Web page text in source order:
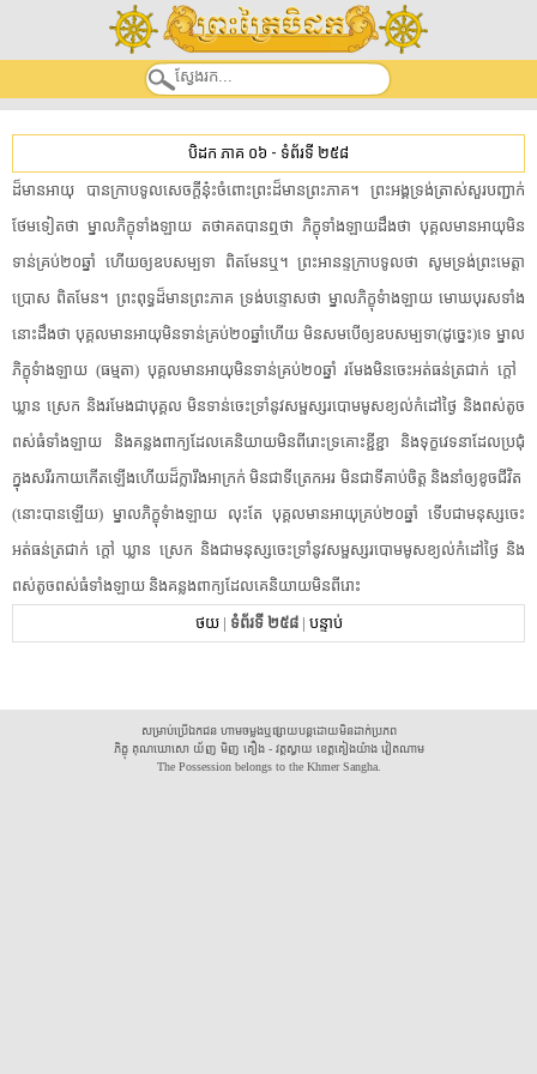
បិដក ភាគ ០៦ - ទំព័រទី ២៥៨
ដ៏​មាន​អាយុ​ ​បាន​ក្រាបទូល​សេចក្តី​នុ៎ះ​ចំពោះ​ព្រះ​ដ៏​មាន​ព្រះ​ភាគ​។​ ​ព្រះអង្គ​ទ្រង់​ត្រាស់​សួរ​បញ្ជាក់​
ថែមទៀត​ថា​ ​ម្នាល​ភិក្ខុ​ទាំងឡាយ​ ​តថាគត​បានឮ​ថា​ ​ភិក្ខុ​ទាំងឡាយ​ដឹង​ថា​ ​បុគ្គល​មាន​អាយុ​មិន
ទាន់​គ្រប់២០ឆ្នាំ​ ​ហើយ​ឲ្យ​ឧបសម្បទា​ ​ពិតមែន​ឬ​។​ ​ព្រះ​អានន្ទ​ក្រាបទូល​ថា​ ​សូម​ទ្រង់ព្រះ​មេត្តា
ប្រោស​ ​ពិតមែន​។​ ​ព្រះពុទ្ធ​ដ៏​មាន​ព្រះ​ភាគ​ ​ទ្រង់​បន្ទោស​ថា​ ​ម្នាល​ភិ​ក្ខុ​ទំាង​ឡាយ​ ​មោឃបុរស​ទាំង
នោះ​ដឹង​ថា​ ​បុគ្គល​មាន​អាយុ​មិនទាន់​គ្រប់២០ឆ្នាំ​ហើយ​ ​មិនសមបើ​ឲ្យ​ឧបសម្បទា​(​ដូច្នេះ​)​ទេ​ ​ម្នាល​
ភិ​ក្ខុ​ទំាង​ឡាយ​ ​(​ធម្មតា​)​ ​បុគ្គល​មាន​អាយុ​មិនទាន់​គ្រប់២០ឆ្នាំ​ ​រមែង​មិន​ចេះ​អត់ធន់​ត្រជាក់​ ​ក្តៅ​ ​
ឃ្លាន​ ​ស្រេក​ ​និង​រមែង​ជា​បុគ្គល​ ​មិនទាន់​ចេះ​ទ្រាំ​នូវ​សម្ផស្ស​របោម​មូស​ខ្យល់​កំ​ដៅ​ថ្ងៃ​ ​និង​ពស់​តូច​
ពស់​ធំ​ទាំងឡាយ​ ​និង​គន្លង​ពាក្យ​ដែលគេ​និយាយ​មិន​ពីរោះ​ទ្រគោះ​ខ្ជីខ្ជា​ ​និង​ទុក្ខវេទនា​ដែល​ប្រជុំ​
ក្នុង​សរីរកាយ​កើតឡើង​ហើយ​ដ៏​ក្លា​រឹង​អាក្រក់​ ​មិនជា​ទី​ត្រេកអរ​ ​មិនជា​ទីគាប់ចិត្ត​ ​និង​នាំឲ្យ​ខូច​ជីវិត​ ​
(​នោះ​បាន​ឡើយ​)​ ​ម្នាល​ភិ​ក្ខុ​ទំាង​ឡាយ​ ​លុះតែ​ ​បុគ្គល​មាន​អាយុ​គ្រប់២០ឆ្នាំ​ ​ទើប​ជា​មនុស្ស​ចេះ​
អត់ធន់​ត្រជាក់​ ​ក្តៅ​ ​ឃ្លាន​ ​ស្រេក​ ​និង​ជា​មនុស្ស​ចេះ​ទ្រាំ​នូវ​សម្ផស្ស​របោម​មូស​ខ្យល់​កំ​ដៅ​ថ្ងៃ​ ​និង​
ពស់​តូច​ពស់​ធំ​ទាំងឡាយ​ ​និង​គន្លង​ពាក្យ​ដែលគេ​និយាយ​មិន​ពីរោះ​
ថយ| ទំព័រទី ២៥៨| បន្ទាប់
សម្រាប់ប្រើឯកជន ហាមចម្លងឬផ្សាយបន្តដោយមិនដាក់ប្រភព
ភិក្ខុ គុណឃោសោ យ័ញ មិញ គឿង - វត្តស្វាយ ខេត្តគៀងយ៉ាង វៀតណាម
The Possession belongs to the Khmer Sangha.